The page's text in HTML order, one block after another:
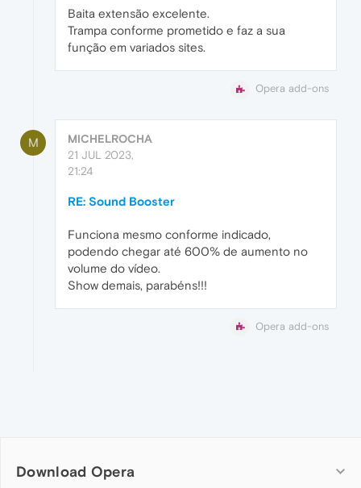
Baita extensão excelente.
Trampa conforme prometido e faz a sua
função em variados sites.
Opera add-ons
M
MICHELROCHA
21 JUL 2023,
21:24
RE: Sound Booster
Funciona mesmo conforme indicado,
podendo chegar até 600% de aumento no
volume do vídeo.
Show demais, parabéns!!!
Opera add-ons
Download Opera